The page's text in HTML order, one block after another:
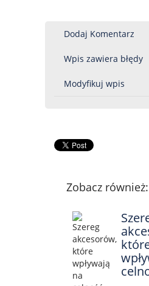
Dodaj Komentarz
Wpis zawiera błędy
Modyfikuj wpis
Zobacz również: